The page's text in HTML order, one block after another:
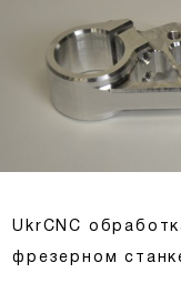
UkrCNC
фрезерном